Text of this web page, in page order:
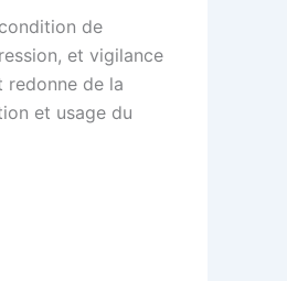
de
et vigilance
redonne de la
et usage du